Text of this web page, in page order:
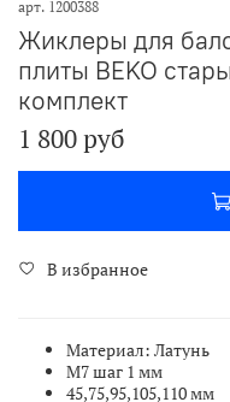
арт. 1200388
Жиклеры для
плиты BEKO
комплект
1 800 руб
В избранное
Материал: Латунь
М7 шаг 1 мм
45,75,95,105,110 мм